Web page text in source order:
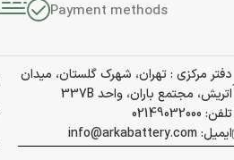
Payment methods
دفتر مرکزی : تهران، شهرک گلستان، میدان
اتریش، مجتمع باران، واحد 337B
تلفن: 02149032000
ایمیل: info@arkabattery.com